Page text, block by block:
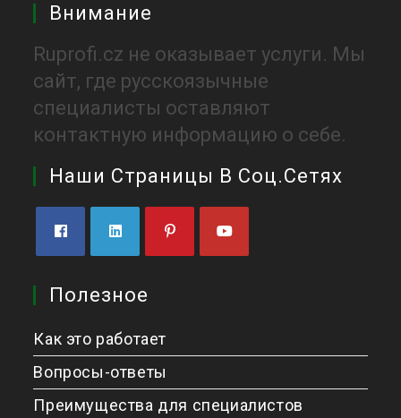
Внимание
Ruprofi.cz не оказывает услуги. Мы
сайт, где русскоязычные
специалисты оставляют
контактную информацию о себе.
Наши Страницы В Соц.сетях
Полезное
Как это работает
Вопросы-ответы
Преимущества для специалистов